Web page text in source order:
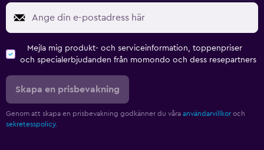
Mejla mig produkt- och serviceinformation, toppenpriser
och specialerbjudanden från momondo och dess resepartners
Skapa en prisbevakning
Genom att skapa en prisbevakning godkänner du våra användarvillkor och
sekretesspolicy.